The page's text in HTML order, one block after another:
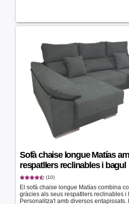
Sofà chaise longue Matías
respatllers reclinables i bagul
(10)
El sofà chaise longue Matías combina
gràcies als seus respatllers reclinables i
Personalitza'l amb diversos entapissats.